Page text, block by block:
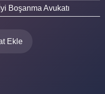
Boşanma Avukatı
Ekle